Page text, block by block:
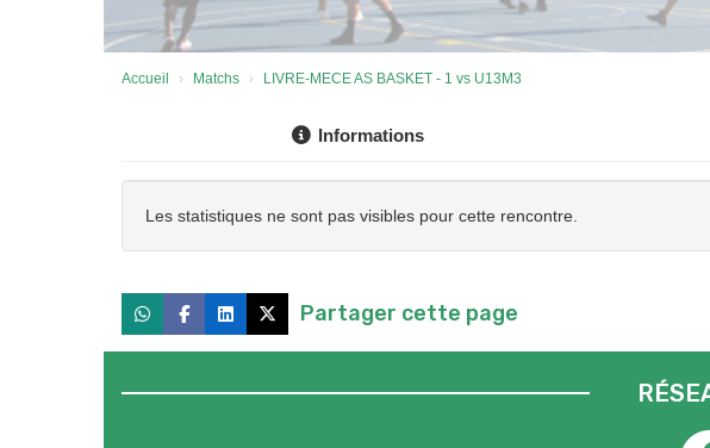
Accueil Matchs LIVRE-MECE AS BASKET - 1 vs U13M3
Informations
Les statistiques ne sont pas visibles pour cette rencontre.
Partager cette page